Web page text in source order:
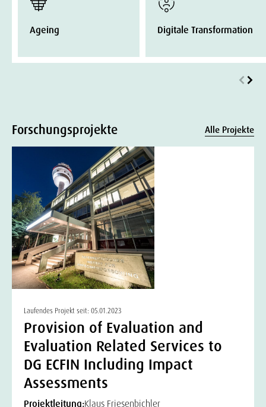
Ageing Digitale Transformation
Forschungsprojekte Alle Projekte
Laufendes Projekt seit: 05.01.2023
Provision of Evaluation and
Evaluation Related Services to
DG ECFIN Including Impact
Assessments
Projektleitung:Klaus Friesenbichler